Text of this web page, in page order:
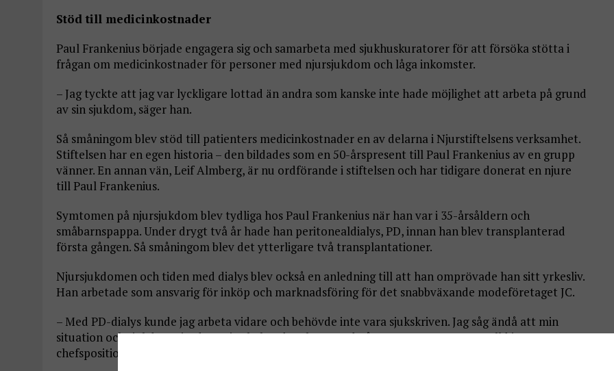
Stöd till medicinkostnader
Paul Frankenius började engagera sig och samarbeta med sjukhuskuratorer för att försöka stötta i
frågan om medicinkostnader för personer med njursjukdom och låga inkomster.
– Jag tyckte att jag var lyckligare lottad än andra som kanske inte hade möjlighet att arbeta på grund
av sin sjukdom, säger han.
Så småningom blev stöd till patienters medicinkostnader en av delarna i Njurstiftelsens verksamhet.
Stiftelsen har en egen historia – den bildades som en 50-årspresent till Paul Frankenius av en grupp
vänner. En annan vän, Leif Almberg, är nu ordförande i stiftelsen och har tidigare donerat en njure
till Paul Frankenius.
Symtomen på njursjukdom blev tydliga hos Paul Frankenius när han var i 35-årsåldern och
småbarnspappa. Under drygt två år hade han peritonealdialys, PD, innan han blev transplanterad
första gången. Så småningom blev det ytterligare två transplantationer.
Njursjukdomen och tiden med dialys blev också en anledning till att han omprövade han sitt yrkesliv.
Han arbetade som ansvarig för inköp och marknadsföring för det snabbväxande modeföretaget JC.
– Med PD-dialys kunde jag arbeta vidare och behövde inte vara sjukskriven. Jag såg ändå att min
situation och sjukdom gjorde att jag behövde arbeta med något annat än som anställd i en
chefsposition, säger han.